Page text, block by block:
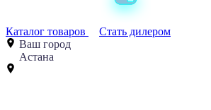
Каталог товаров
Стать дилером
Ваш город
Астана